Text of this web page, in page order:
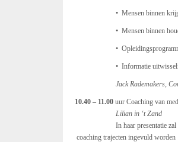
• Mensen binnen
• Mensen binnen
•
• Informatie
Jack Rademakers,
10.40 – 11.00 uur Coaching van
Lilian in ‘t Zand
In haar presentatie zal
coaching trajecten ingevuld worden